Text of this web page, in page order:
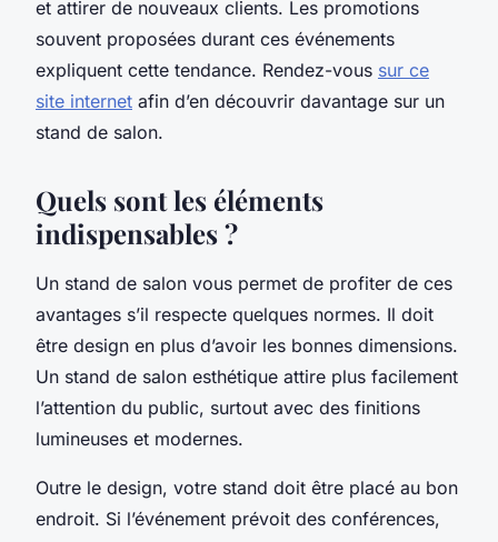
et attirer de nouveaux clients. Les promotions
souvent proposées durant ces événements
expliquent cette tendance. Rendez-vous sur ce
site internet afin d’en découvrir davantage sur un
stand de salon.
Quels sont les éléments
indispensables ?
Un stand de salon vous permet de profiter de ces
avantages s’il respecte quelques normes. Il doit
être design en plus d’avoir les bonnes dimensions.
Un stand de salon esthétique attire plus facilement
l’attention du public, surtout avec des finitions
lumineuses et modernes.
Outre le design, votre stand doit être placé au bon
endroit. Si l’événement prévoit des conférences,